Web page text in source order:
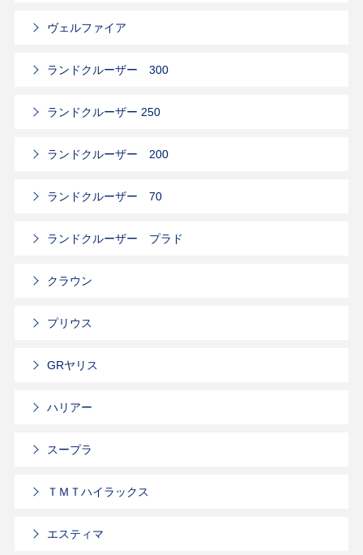
ヴェルファイア
ランドクルーザー 300
ランドクルーザー 250
ランドクルーザー 200
ランドクルーザー 70
ランドクルーザー プラド
クラウン
プリウス
GRヤリス
ハリアー
スープラ
ＴＭＴハイラックス
エスティマ